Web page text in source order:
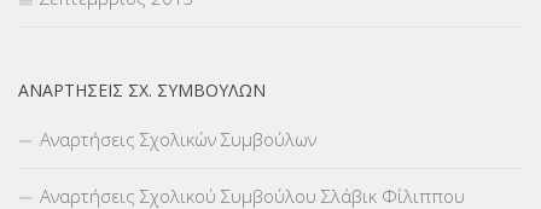
ΑΝΑΡΤΉΣΕΙΣ ΣΧ. ΣΥΜΒΟΎΛΩΝ
Αναρτήσεις Σχολικών Συμβούλων
Αναρτήσεις Σχολικού Συμβούλου Σλάβικ Φίλιππου